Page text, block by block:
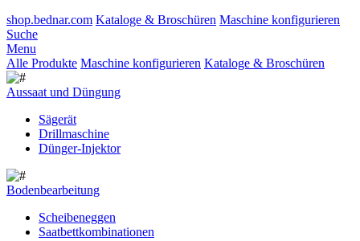
shop.bednar.com Kataloge & Broschüren Maschine konfigurieren
Suche
Menu
Alle Produkte Maschine konfigurieren Kataloge & Broschüren
Aussaat und Düngung
Sägerät
Drillmaschine
Dünger-Injektor
Bodenbearbeitung
Scheibeneggen
Saatbettkombinationen